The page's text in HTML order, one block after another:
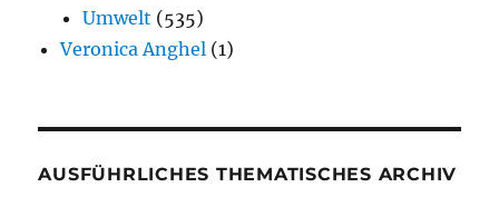
Umwelt (535)
Veronica Anghel (1)
AUSFÜHRLICHES THEMATISCHES ARCHIV